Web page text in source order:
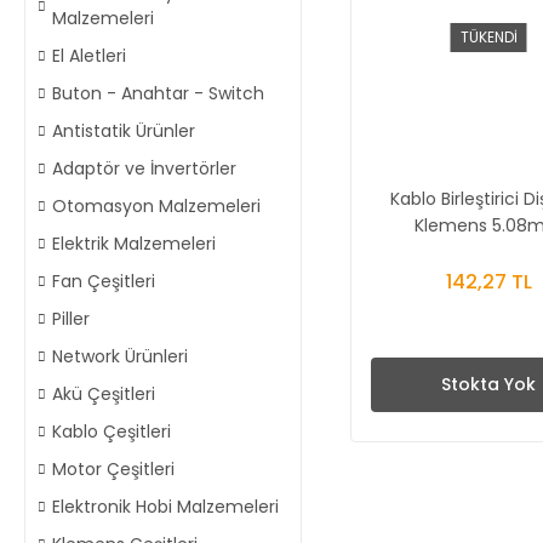
Malzemeleri
El Aletleri
Buton - Anahtar - Switch
Antistatik Ürünler
Adaptör ve İnvertörler
Otomasyon Malzemeleri
Elektrik Malzemeleri
Fan Çeşitleri
Piller
Network Ürünleri
Akü Çeşitleri
Kablo Çeşitleri
Motor Çeşitleri
Elektronik Hobi Malzemeleri
TÜKENDİ
Kablo Birleştirici
Klemens
142,27 TL
Stokta Yok